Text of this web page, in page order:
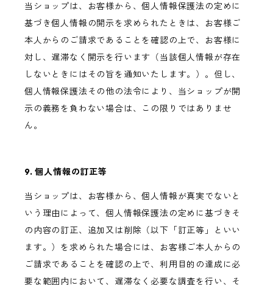
当ショップは、お客様から、個人情報保護法の定めに
基づき個人情報の開示を求められたときは、お客様ご
本人からのご請求であることを確認の上で、お客様に
対し、遅滞なく開示を行います（当該個人情報が存在
しないときにはその旨を通知いたします。）。但し、
個人情報保護法その他の法令により、当ショップが開
示の義務を負わない場合は、この限りではありませ
ん。
9. 個人情報の訂正等
当ショップは、お客様から、個人情報が真実でないと
いう理由によって、個人情報保護法の定めに基づきそ
の内容の訂正、追加又は削除（以下「訂正等」といい
ます。）を求められた場合には、お客様ご本人からの
ご請求であることを確認の上で、利用目的の達成に必
要な範囲内において、遅滞なく必要な調査を行い、そ